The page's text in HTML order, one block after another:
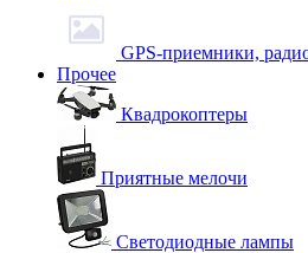
GPS-приемники,
Прочее
Квадрокоптеры
Приятные мелочи
Светодиодные лампы